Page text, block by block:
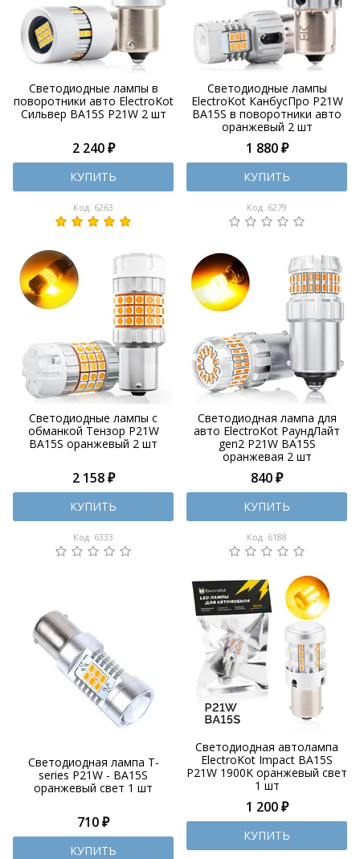
Светодиодные лампы в
поворотники авто ElectroKot
Сильвер BA15S P21W 2 шт
2 240 ₽
КУПИТЬ
Код: 6263
Светодиодные лампы
ElectroKot КанбусПро P21W
BA15S в поворотники авто
оранжевый 2 шт
1 880 ₽
КУПИТЬ
Код: 6279
Светодиодные лампы с
обманкой Тензор P21W
BA15S оранжевый 2 шт
2 158 ₽
КУПИТЬ
Код: 6333
Светодиодная лампа для
авто ElectroKot РаундЛайт
gen2 P21W BA15S
оранжевая 2 шт
840 ₽
КУПИТЬ
Код: 6188
Светодиодная лампа T-
series P21W - BA15S
оранжевый свет 1 шт
710 ₽
КУПИТЬ
Светодиодная автолампа
ElectroKot Impact BA15S
P21W 1900K оранжевый свет
1 шт
1 200 ₽
КУПИТЬ